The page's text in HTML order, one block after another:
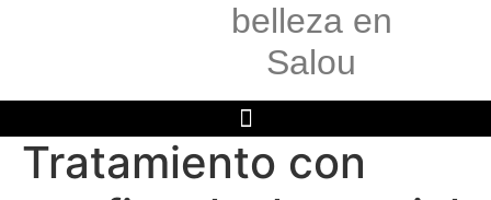
belleza en
Salou
Tratamiento con